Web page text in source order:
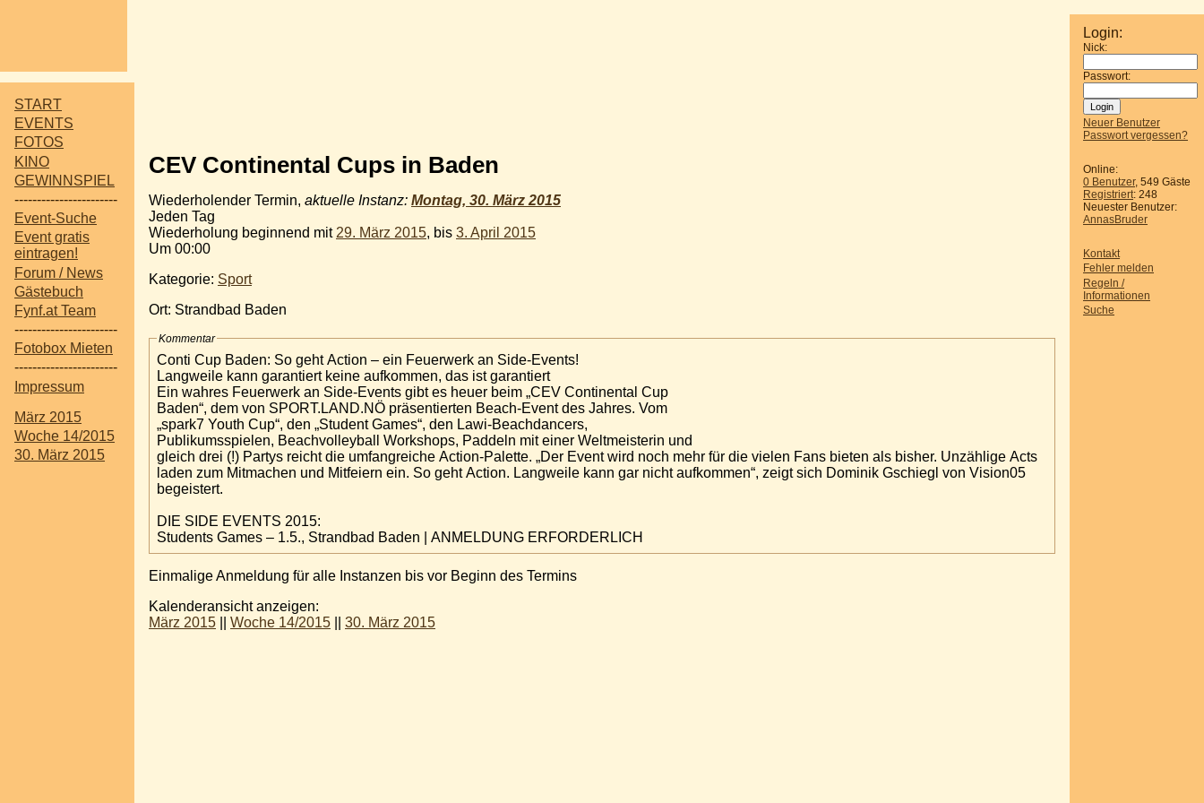
START
EVENTS
FOTOS
KINO
GEWINNSPIEL
-----------------------
Event-Suche
Event gratis
eintragen!
Forum / News
Gästebuch
Fynf.at Team
-----------------------
Fotobox Mieten
-----------------------
Impressum
März 2015
Woche 14/2015
30. März 2015
Login:
Nick:
Passwort:
Neuer Benutzer
Passwort vergessen?
Online:
0 Benutzer, 549 Gäste
Registriert: 248
Neuester Benutzer:
AnnasBruder
Kontakt
Fehler melden
Regeln /
Informationen
Suche
CEV Continental Cups in Baden
Wiederholender Termin, aktuelle Instanz: Montag, 30. März 2015
Jeden Tag
Wiederholung beginnend mit 29. März 2015, bis 3. April 2015
Um 00:00
Kategorie: Sport
Ort: Strandbad Baden
Kommentar
Conti Cup Baden: So geht Action – ein Feuerwerk an Side-Events!
Langweile kann garantiert keine aufkommen, das ist garantiert
Ein wahres Feuerwerk an Side-Events gibt es heuer beim „CEV Continental Cup
Baden“, dem von SPORT.LAND.NÖ präsentierten Beach-Event des Jahres. Vom
„spark7 Youth Cup“, den „Student Games“, den Lawi-Beachdancers,
Publikumsspielen, Beachvolleyball Workshops, Paddeln mit einer Weltmeisterin und
gleich drei (!) Partys reicht die umfangreiche Action-Palette. „Der Event wird noch mehr für die vielen Fans bieten als bisher. Unzählige Acts
laden zum Mitmachen und Mitfeiern ein. So geht Action. Langweile kann gar nicht aufkommen“, zeigt sich Dominik Gschiegl von Vision05
begeistert.
DIE SIDE EVENTS 2015:
Students Games – 1.5., Strandbad Baden | ANMELDUNG ERFORDERLICH
Einmalige Anmeldung für alle Instanzen bis vor Beginn des Termins
Kalenderansicht anzeigen:
März 2015
Woche 14/2015 30. März 2015